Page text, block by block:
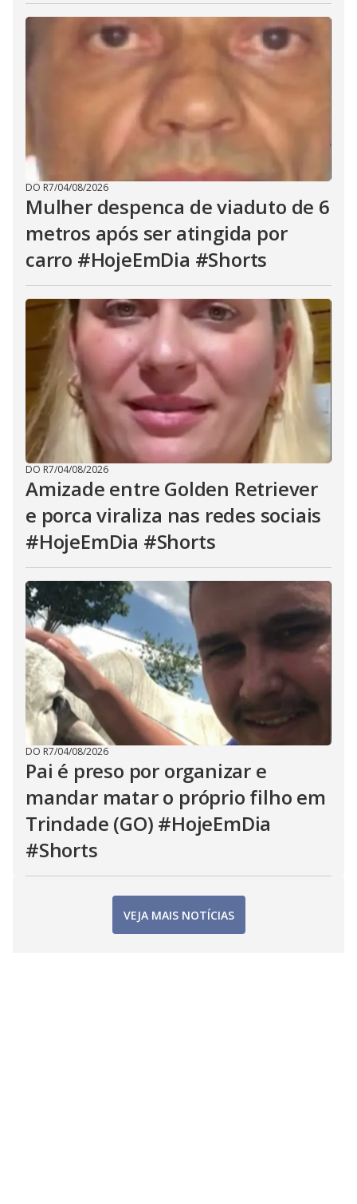
DO R7/04/08/2026
Mulher despenca de viaduto de 6
metros após ser atingida por
carro #HojeEmDia #Shorts
DO R7/04/08/2026
Amizade entre Golden Retriever
e porca viraliza nas redes sociais
#HojeEmDia #Shorts
DO R7/04/08/2026
Pai é preso por organizar e
mandar matar o próprio filho em
Trindade (GO) #HojeEmDia
#Shorts
VEJA MAIS NOTÍCIAS